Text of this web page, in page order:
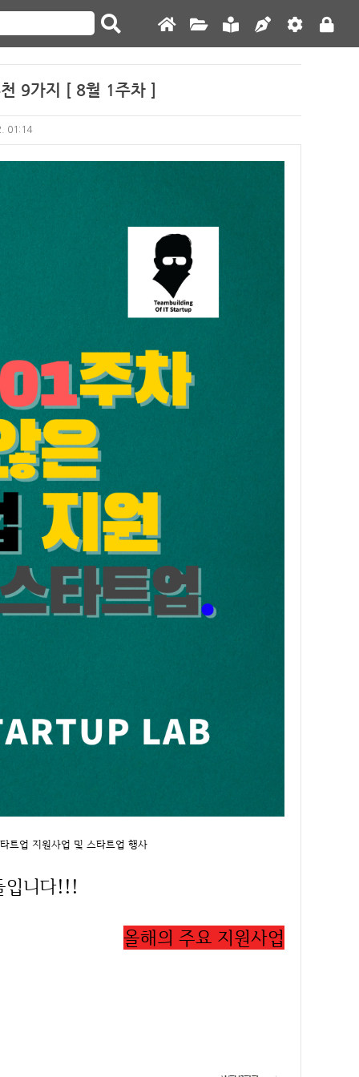
9가지 [ 8월 1주차 ]
01:14
트업 지원사업 및 스타트업 행사
입니다!!!
올해의 주요 지원사업